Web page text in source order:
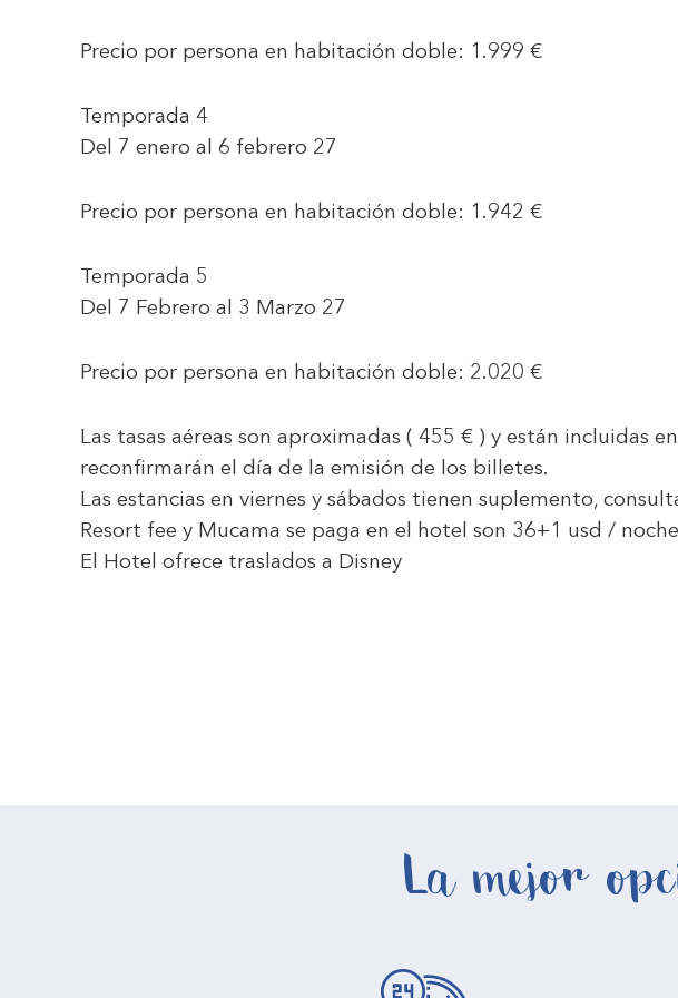
Precio por persona en habitación doble: 1.999 €
Temporada 4
Del 7 enero al 6 febrero 27
Precio por persona en habitación doble: 1.942 €
Temporada 5
Del 7 Febrero al 3 Marzo 27
Precio por persona en habitación doble: 2.020 €
Las tasas aéreas son aproximadas ( 455 € ) y están incluidas
reconfirmarán el día de la emisión de los billetes.
Las estancias en viernes y sábados tienen suplemento,
Resort fee y Mucama se paga en el hotel son 36+1 usd / noche
El Hotel ofrece traslados a Disney
La mejor